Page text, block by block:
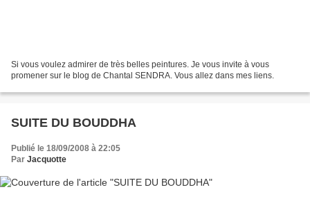
Si vous voulez admirer de très belles peintures. Je vous invite à vous
promener sur le blog de Chantal SENDRA. Vous allez dans mes liens.
SUITE DU BOUDDHA
Publié le 18/09/2008 à 22:05
Par Jacquotte